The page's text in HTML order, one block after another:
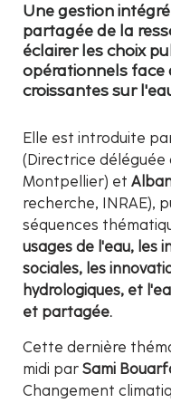
Une gestion
partagée de la
éclairer les choix
opérationnels face
croissantes sur
Elle est introduite
(Directrice déléguée
Montpellier) et
recherche, INRAE),
séquences
usages de l'eau, les
sociales, les
hydrologiques, et
et partagée.
Cette dernière
midi par Sami
Changement